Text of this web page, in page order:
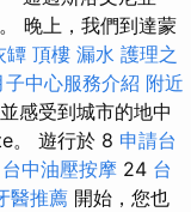
晚上，我們到達蒙
罈 頂樓 漏水 護理之
子中心服務介紹 附近
感受到城市的地中
。 遊行於 8 申請台
台中油壓按摩 24 台
醫推薦 開始，您也